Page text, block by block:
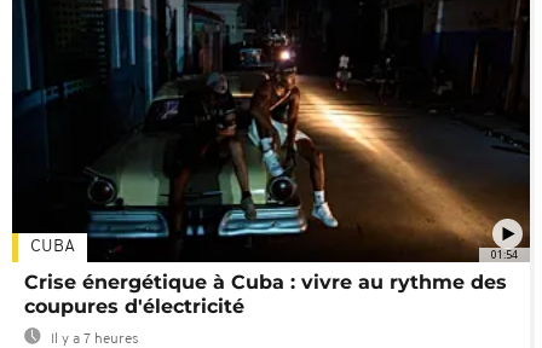
01:54
CUBA
Crise énergétique à Cuba : vivre au rythme des
coupures d'électricité
Il y a 7 heures